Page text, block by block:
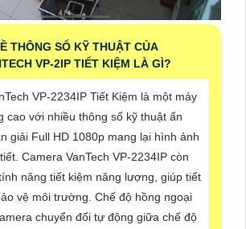
THÔNG SỐ KỸ THUẬT CỦA
VP-2IP TIẾT KIỆM LÀ GÌ?
VP-2234IP Tiết Kiệm là một máy
cao với nhiều thông số kỹ thuật ấn
giải Full HD 1080p mang lại hình ảnh
Camera VanTech VP-2234IP còn
năng tiết kiệm năng lượng, giúp tiết
vệ môi trường. Chế độ hồng ngoại
chuyển đổi tự động giữa chế độ